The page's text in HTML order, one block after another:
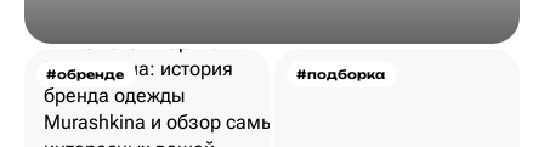
#обренде #подборка